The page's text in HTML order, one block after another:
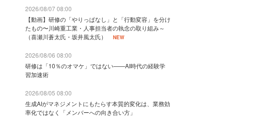
2026/08/07 08:00
【動画】研修の「やりっぱなし」と「行動変容」を分け
たもの〜川崎重工業・人事担当者の執念の取り組み～
（喜瀬川蒼太氏・坂井風太氏）
NEW
2026/08/06 08:00
研修は「10％のオマケ」ではない——AI時代の経験学
習加速術
2026/08/05 08:00
生成AIがマネジメントにもたらす本質的変化は、業務効
率化ではなく「メンバーへの向き合い方」